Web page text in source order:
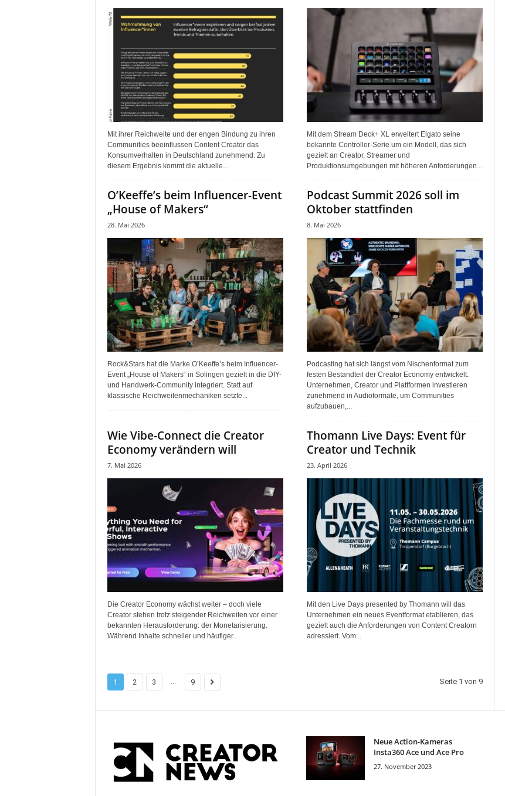
Mit ihrer Reichweite und der engen Bindung zu ihren
Communities beeinflussen Content Creator das
Konsumverhalten in Deutschland zunehmend. Zu
diesem Ergebnis kommt die aktuelle...
Mit dem Stream Deck+ XL erweitert Elgato seine
bekannte Controller-Serie um ein Modell, das sich
gezielt an Creator, Streamer und
Produktionsumgebungen mit höheren Anforderungen...
O’Keeffe’s beim Influencer-Event
„House of Makers“
28. Mai 2026
Rock&Stars hat die Marke O’Keeffe’s beim Influencer-
Event „House of Makers“ in Solingen gezielt in die DIY-
und Handwerk-Community integriert. Statt auf
klassische Reichweitenmechaniken setzte...
Podcast Summit 2026 soll im
Oktober stattfinden
8. Mai 2026
Podcasting hat sich längst vom Nischenformat zum
festen Bestandteil der Creator Economy entwickelt.
Unternehmen, Creator und Plattformen investieren
zunehmend in Audioformate, um Communities
aufzubauen,...
Wie Vibe-Connect die Creator
Economy verändern will
7. Mai 2026
Die Creator Economy wächst weiter – doch viele
Creator stehen trotz steigender Reichweiten vor einer
bekannten Herausforderung: der Monetarisierung.
Während Inhalte schneller und häufiger...
Thomann Live Days: Event für
Creator und Technik
23. April 2026
Mit den Live Days presented by Thomann will das
Unternehmen ein neues Eventformat etablieren, das
gezielt auch die Anforderungen von Content Creatorn
adressiert. Vom...
1 2 3 ... 9 Seite 1 von 9
Neue Action-Kameras
Insta360 Ace und Ace Pro
27. November 2023